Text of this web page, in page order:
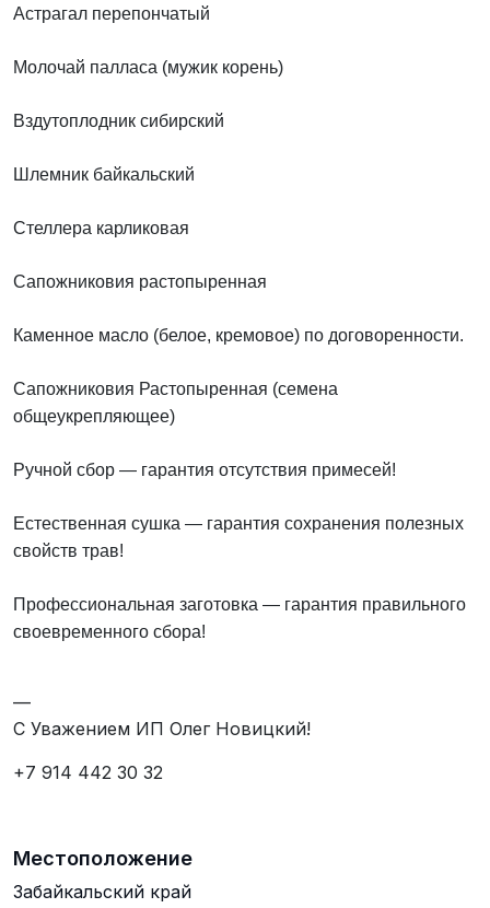
Астрагал перепончатый
Молочай палласа (мужик корень)
Вздутоплодник сибирский
Шлемник байкальский
Стеллера карликовая
Сапожниковия растопыренная
Каменное масло (белое, кремовое) по договоренности.
Сапожниковия Растопыренная (семена
общеукрепляющее)
Ручной сбор — гарантия отсутствия примесей!
Естественная сушка — гарантия сохранения полезных
свойств трав!
Профессиональная заготовка — гарантия правильного
своевременного сбора!
—
С Уважением ИП Олег Новицкий!
+7 914 442 30 32
Местоположение
Забайкальский край